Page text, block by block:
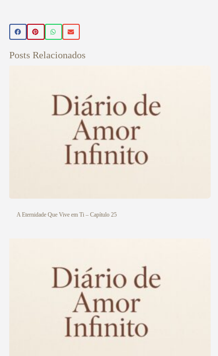
Sempre
Posts Relacionados
A Eternidade Que Vive em Ti – Capítulo 25